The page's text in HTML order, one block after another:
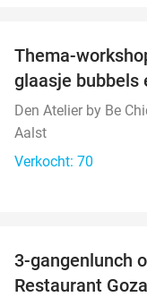
Thema-
glaasje bubbels
Den Atelier by Be
Aalst
Verkocht: 70
3-gangenlunch
Restaurant